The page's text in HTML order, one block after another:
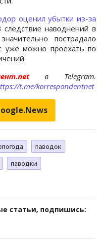
оценил убытки из-за
следствие наводнений в
пострадало
уже можно проехать по
в Telegram.
t.me/korrespondentnet
паводок
паводки
статьи, подпишись: